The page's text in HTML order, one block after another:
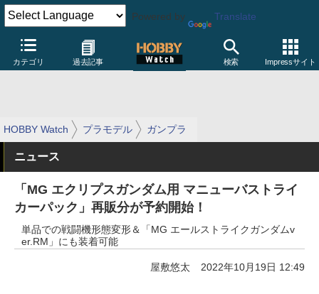
Powered by Translate
カテゴリ 過去記事 検索 Impressサイト
HOBBY Watch プラモデル ガンプラ
ニュース
「MG エクリプスガンダム用 マニューバストライ
カーパック」再販分が予約開始！
単品での戦闘機形態変形＆「MG エールストライクガンダムv
er.RM」にも装着可能
屋敷悠太 2022年10月19日 12:49